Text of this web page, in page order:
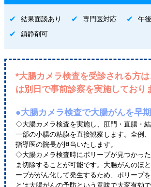
結果面談あり 専門医対応
午
鎮静剤可
*大腸カメラ検査を受診される方は
は別日で事前診察を実施しており
●大腸カメラ検査で大腸がんを早
◇大腸カメラ検査を実施し、肛門・直腸・
一部の小腸の粘膜を直接観察します。全例
指導医の院長が担当いたします。
◇大腸カメラ検査時にポリープが見つかっ
ま切除することが可能です。大腸がんのほ
ープががん化して発生するため、ポリープ
とは大腸がんの予防という意味で大変有効で